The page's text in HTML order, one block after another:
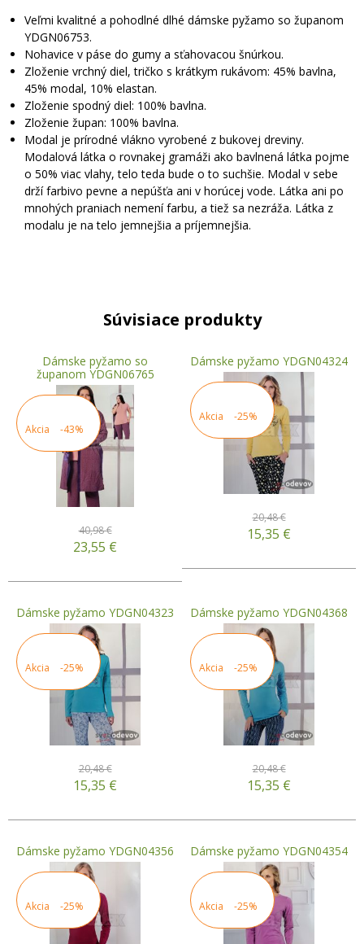
Veľmi kvalitné a pohodlné dlhé dámske pyžamo so županom
YDGN06753.
Nohavice v páse do gumy a sťahovacou šnúrkou.
Zloženie vrchný diel, tričko s krátkym rukávom: 45% bavlna,
45% modal, 10% elastan.
Zloženie spodný diel: 100% bavlna.
Zloženie župan: 100% bavlna.
Modal je prírodné vlákno vyrobené z bukovej dreviny.
Modalová látka o rovnakej gramáži ako bavlnená látka pojme
o 50% viac vlahy, telo teda bude o to suchšie. Modal v sebe
drží farbivo pevne a nepúšťa ani v horúcej vode. Látka ani po
mnohých praniach nemení farbu, a tiež sa nezráža. Látka z
modalu je na telo jemnejšia a príjemnejšia.
Súvisiace produkty
Dámske pyžamo so
županom YDGN06765
Akcia -43%
40,98 €
23,55 €
Dámske pyžamo YDGN04324
Akcia -25%
20,48 €
15,35 €
Dámske pyžamo YDGN04323
Akcia -25%
20,48 €
15,35 €
Dámske pyžamo YDGN04368
Akcia -25%
20,48 €
15,35 €
Dámske pyžamo YDGN04356
Akcia -25%
Dámske pyžamo YDGN04354
Akcia -25%